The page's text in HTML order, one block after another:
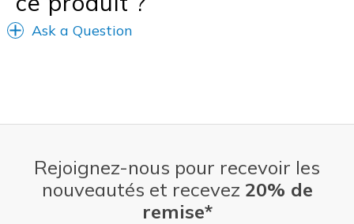
Ask a Question
Rejoignez-nous pour recevoir les
nouveautés et recevez 20% de
remise*